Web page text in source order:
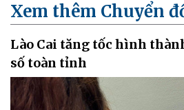
Xem thêm Chuyển
Lào Cai tăng tốc hình
số toàn tỉnh